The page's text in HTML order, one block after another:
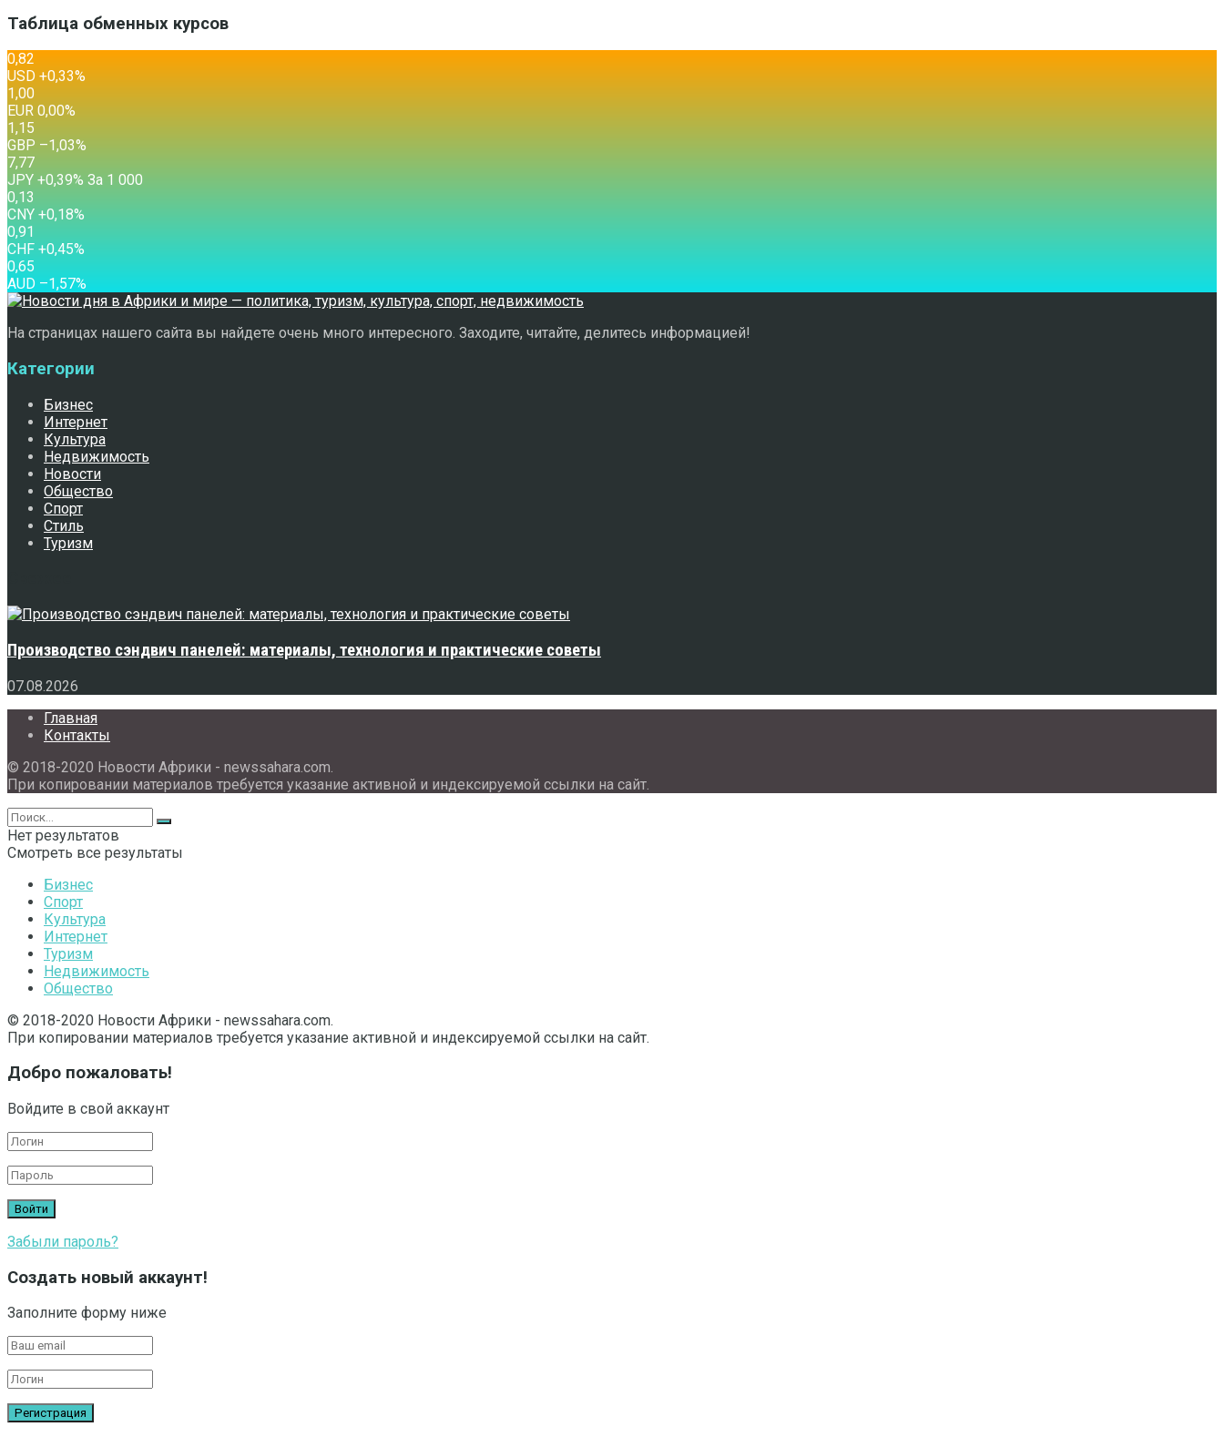
Таблица обменных курсов
0,82
USD +0,33%
1,00
EUR 0,00%
1,15
GBP –1,03%
7,77
JPY +0,39% За 1 000
0,13
CNY +0,18%
0,91
CHF +0,45%
0,65
AUD –1,57%
На страницах нашего сайта вы найдете очень много интересного. Заходите, читайте, делитесь информацией!
Категории
Бизнес
Интернет
Культура
Недвижимость
Новости
Общество
Спорт
Стиль
Туризм
Производство сэндвич панелей: материалы, технология и практические советы
07.08.2026
Главная
Контакты
© 2018-2020 Новости Африки - newssahara.com.
При копировании материалов требуется указание активной и индексируемой ссылки на сайт.
Нет результатов
Смотреть все результаты
Бизнес
Спорт
Культура
Интернет
Туризм
Недвижимость
Общество
© 2018-2020 Новости Африки - newssahara.com.
При копировании материалов требуется указание активной и индексируемой ссылки на сайт.
Добро пожаловать!
Войдите в свой аккаунт
Забыли пароль?
Создать новый аккаунт!
Заполните форму ниже